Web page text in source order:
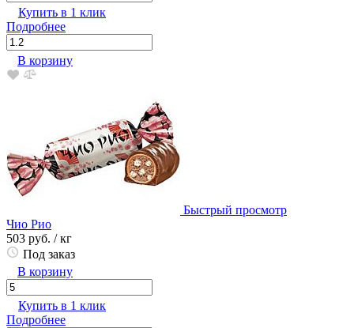
Купить в 1 клик
Подробнее
В корзину
Быстрый просмотр
Чио Рио
503 руб. / кг
Под заказ
В корзину
Купить в 1 клик
Подробнее